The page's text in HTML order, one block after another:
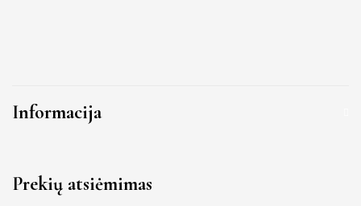
Informacija
Prekių atsiėmimas